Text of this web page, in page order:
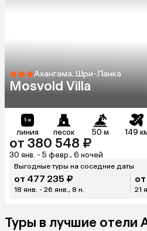
Ахангама, Шри-Ланка
Mosvold Villa
линия песок 50 м 149
от 380 548 ₽
30 янв. - 5 февр., 6 ночей
Выгодные туры на соседние даты
от 477 235 ₽
18 янв. - 26 янв., 8 н. 21
Туры в лучшие отели